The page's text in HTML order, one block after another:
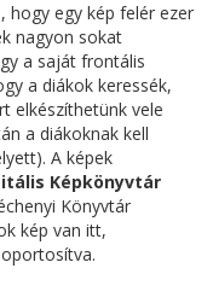
hogy egy kép felér ezer
nagyon sokat
a saját frontális
a diákok keressék,
elkészíthetünk vele
a diákoknak kell
A képek
Képkönyvtár
Könyvtár
kép van itt,